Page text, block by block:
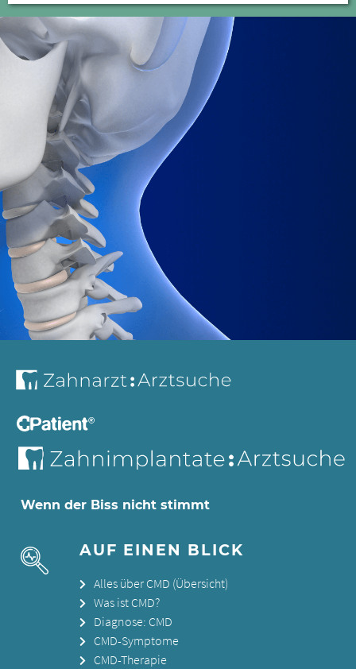
Wenn der Biss nicht stimmt
AUF EINEN BLICK
Alles über CMD (Übersicht)
Was ist CMD?
Diagnose: CMD
CMD-Symptome
CMD-Therapie